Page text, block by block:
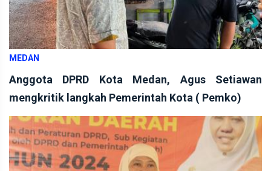
MEDAN
Anggota DPRD Kota Medan, Agus Setiawan
mengkritik langkah Pemerintah Kota ( Pemko)